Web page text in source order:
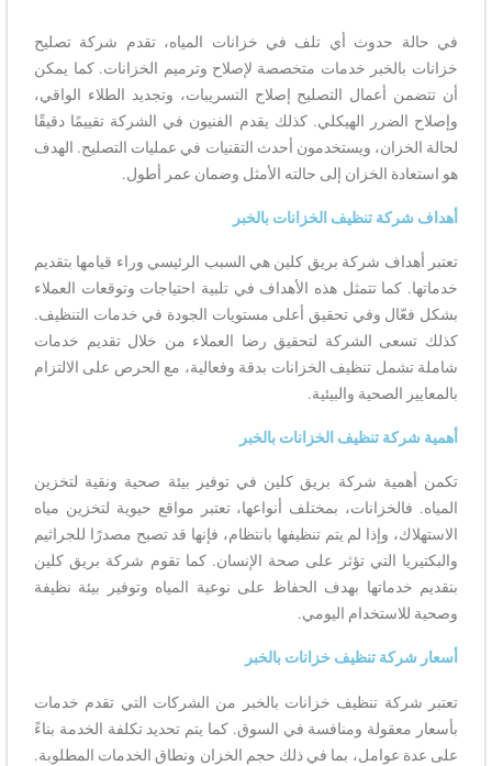
في حالة حدوث أي تلف في خزانات المياه، تقدم شركة تصليح
خزانات بالخبر خدمات متخصصة لإصلاح وترميم الخزانات. كما يمكن
أن تتضمن أعمال التصليح إصلاح التسريبات، وتجديد الطلاء الواقي،
وإصلاح الضرر الهيكلي. كذلك يقدم الفنيون في الشركة تقييمًا دقيقًا
لحالة الخزان، ويستخدمون أحدث التقنيات في عمليات التصليح. الهدف
هو استعادة الخزان إلى حالته الأمثل وضمان عمر أطول.
أهداف شركة تنظيف الخزانات بالخبر
تعتبر أهداف شركة بريق كلين هي السبب الرئيسي وراء قيامها بتقديم
خدماتها. كما تتمثل هذه الأهداف في تلبية احتياجات وتوقعات العملاء
بشكل فعّال وفي تحقيق أعلى مستويات الجودة في خدمات التنظيف.
كذلك تسعى الشركة لتحقيق رضا العملاء من خلال تقديم خدمات
شاملة تشمل تنظيف الخزانات بدقة وفعالية، مع الحرص على الالتزام
بالمعايير الصحية والبيئية.
أهمية شركة تنظيف الخزانات بالخبر
تكمن أهمية شركة بريق كلين في توفير بيئة صحية ونقية لتخزين
المياه. فالخزانات، بمختلف أنواعها، تعتبر مواقع حيوية لتخزين مياه
الاستهلاك، وإذا لم يتم تنظيفها بانتظام، فإنها قد تصبح مصدرًا للجراثيم
والبكتيريا التي تؤثر على صحة الإنسان. كما تقوم شركة بريق كلين
بتقديم خدماتها بهدف الحفاظ على نوعية المياه وتوفير بيئة نظيفة
وصحية للاستخدام اليومي.
أسعار شركة تنظيف خزانات بالخبر
تعتبر شركة تنظيف خزانات بالخبر من الشركات التي تقدم خدمات
بأسعار معقولة ومنافسة في السوق. كما يتم تحديد تكلفة الخدمة بناءً
على عدة عوامل، بما في ذلك حجم الخزان ونطاق الخدمات المطلوبة.